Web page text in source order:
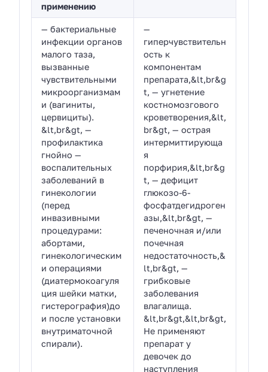
применению
— бактериальные
инфекции органов
малого таза,
вызванные
чувствительными
микроорганизмам
и (вагиниты,
цервициты).
&lt,br&gt, —
профилактика
гнойно —
воспалительных
заболеваний в
гинекологии
(перед
инвазивными
процедурами:
абортами,
гинекологическим
и операциями
(диатермокоагуля
ция шейки матки,
гистерография)до
и после установки
внутриматочной
спирали).
—
гиперчувствительн
ость к
компонентам
препарата,&lt,br&g
t, — угнетение
костномозгового
кроветворения,&lt,
br&gt, — острая
интермиттирующа
я
порфирия,&lt,br&g
t, — дефицит
глюкозо-6-
фосфатдегидроген
азы,&lt,br&gt, —
печеночная и/или
почечная
недостаточность,&
lt,br&gt, —
грибковые
заболевания
влагалища.
&lt,br&gt,&lt,br&gt,
Не применяют
препарат у
девочек до
наступления